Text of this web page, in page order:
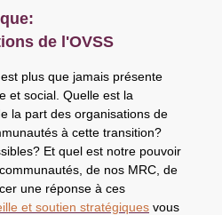
de l'OVSS
plus que jamais présente
et social. Quelle est la
la part des organisations de
à cette transition?
Et quel est notre pouvoir
de nos MRC, de
une réponse à ces
et soutien stratégiques vous